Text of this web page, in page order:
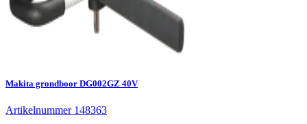
Makita grondboor DG002GZ 40V
Artikelnummer 148363